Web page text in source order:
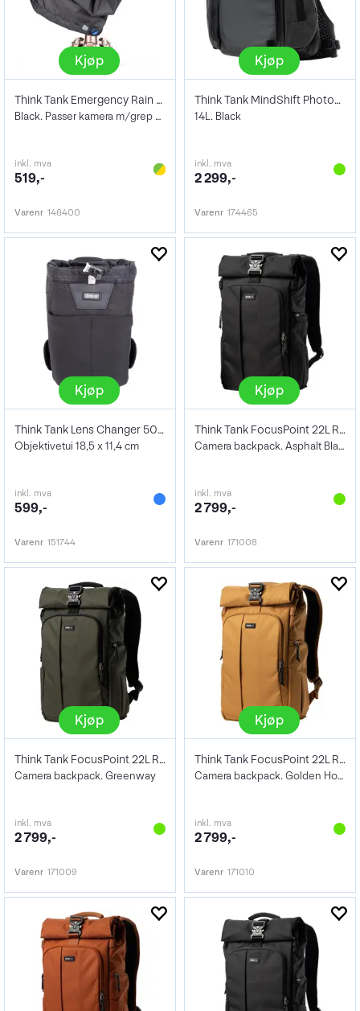
Kjøp
Think Tank Emergency Rain Cover Medium
Black. Passer kamera m/grep + 70-200/2,8
inkl. mva
519,-
Varenr 146400
Kjøp
Think Tank MindShift PhotoCross Sling V2
14L. Black
inkl. mva
2 299,-
Varenr 174465
Kjøp
Think Tank Lens Changer 50 V3.0
Objektivetui 18,5 x 11,4 cm
inkl. mva
599,-
Varenr 151744
Kjøp
Think Tank FocusPoint 22L Rolltop BP
Camera backpack. Asphalt Black
inkl. mva
2 799,-
Varenr 171008
Kjøp
Think Tank FocusPoint 22L Rolltop BP
Camera backpack. Greenway
inkl. mva
2 799,-
Varenr 171009
Kjøp
Think Tank FocusPoint 22L Rolltop BP
Camera backpack. Golden Hour
inkl. mva
2 799,-
Varenr 171010